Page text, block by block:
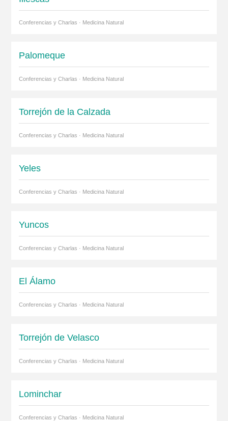
Conferencias y Charlas · Medicina Natural
Palomeque
Conferencias y Charlas · Medicina Natural
Torrejón de la Calzada
Conferencias y Charlas · Medicina Natural
Yeles
Conferencias y Charlas · Medicina Natural
Yuncos
Conferencias y Charlas · Medicina Natural
El Álamo
Conferencias y Charlas · Medicina Natural
Torrejón de Velasco
Conferencias y Charlas · Medicina Natural
Lominchar
Conferencias y Charlas · Medicina Natural